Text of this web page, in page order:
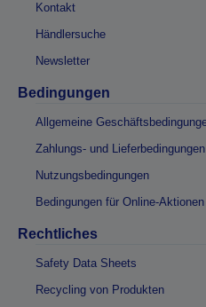
Kontakt
Händlersuche
Newsletter
Bedingungen
Allgemeine
Zahlungs- und Lieferbedingungen
Nutzungsbedingungen
Bedingungen für Online-Aktionen
Rechtliches
Safety Data Sheets
Recycling von Produkten